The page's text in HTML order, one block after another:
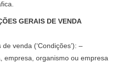
GERAIS DE VENDA
venda (‘Condições’): –
empresa, organismo ou empresa